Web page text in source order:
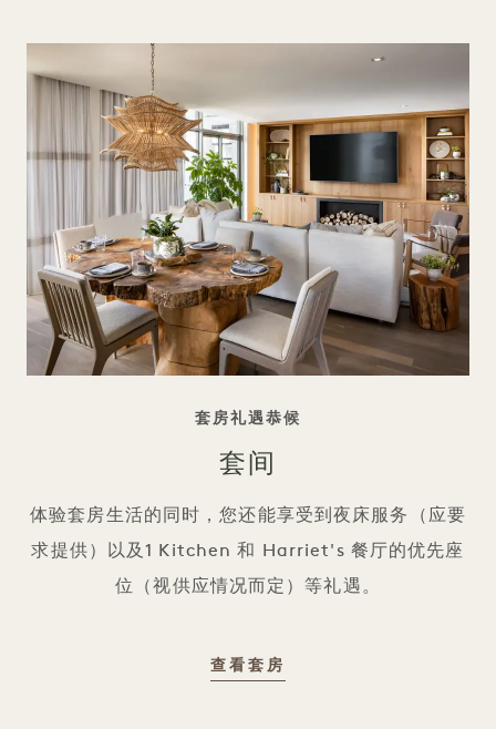
标语
套房礼遇恭候
套间
体验套房生活的同时，您还能享受到夜床服务（应要
求提供）以及1 Kitchen 和 Harriet's 餐厅的优先座
位（视供应情况而定）等礼遇。
查看套房